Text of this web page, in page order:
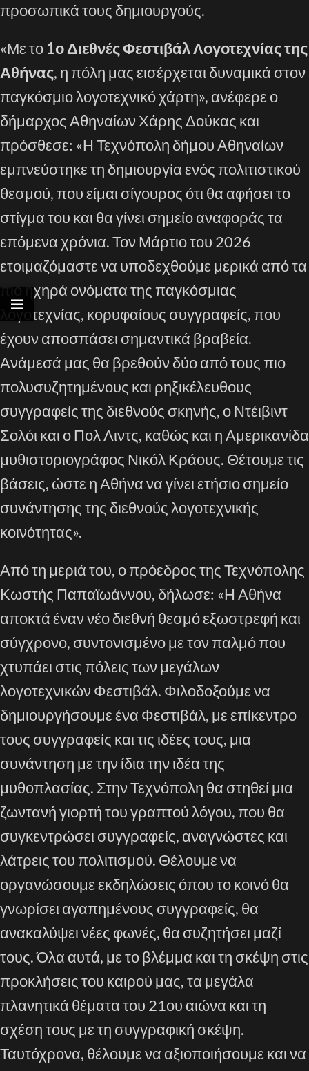
προσωπικά τους δημιουργούς.
«Με το 1ο Διεθνές Φεστιβάλ Λογοτεχνίας της
Αθήνας, η πόλη μας εισέρχεται δυναμικά στον
παγκόσμιο λογοτεχνικό χάρτη», ανέφερε ο
δήμαρχος Αθηναίων Χάρης Δούκας και
πρόσθεσε: «Η Τεχνόπολη δήμου Αθηναίων
εμπνεύστηκε τη δημιουργία ενός πολιτιστικού
θεσμού, που είμαι σίγουρος ότι θα αφήσει το
στίγμα του και θα γίνει σημείο αναφοράς τα
επόμενα χρόνια. Τον Μάρτιο του 2026
ετοιμαζόμαστε να υποδεχθούμε μερικά από τα
πιο ηχηρά ονόματα της παγκόσμιας
λογοτεχνίας, κορυφαίους συγγραφείς, που
έχουν αποσπάσει σημαντικά βραβεία.
Ανάμεσά μας θα βρεθούν δύο από τους πιο
πολυσυζητημένους και ρηξικέλευθους
συγγραφείς της διεθνούς σκηνής, ο Ντέιβιντ
Σολόι και ο Πολ Λιντς, καθώς και η Αμερικανίδα
μυθιστοριογράφος Νικόλ Κράους. Θέτουμε τις
βάσεις, ώστε η Αθήνα να γίνει ετήσιο σημείο
συνάντησης της διεθνούς λογοτεχνικής
κοινότητας».
Από τη μεριά του, ο πρόεδρος της Τεχνόπολης
Κωστής Παπαϊωάννου, δήλωσε: «Η Αθήνα
αποκτά έναν νέο διεθνή θεσμό εξωστρεφή και
σύγχρονο, συντονισμένο με τον παλμό που
χτυπάει στις πόλεις των μεγάλων
λογοτεχνικών Φεστιβάλ. Φιλοδοξούμε να
δημιουργήσουμε ένα Φεστιβάλ, με επίκεντρο
τους συγγραφείς και τις ιδέες τους, μια
συνάντηση με την ίδια την ιδέα της
μυθοπλασίας. Στην Τεχνόπολη θα στηθεί μια
ζωντανή γιορτή του γραπτού λόγου, που θα
συγκεντρώσει συγγραφείς, αναγνώστες και
λάτρεις του πολιτισμού. Θέλουμε να
οργανώσουμε εκδηλώσεις όπου το κοινό θα
γνωρίσει αγαπημένους συγγραφείς, θα
ανακαλύψει νέες φωνές, θα συζητήσει μαζί
τους. Όλα αυτά, με το βλέμμα και τη σκέψη στις
προκλήσεις του καιρού μας, τα μεγάλα
πλανητικά θέματα του 21ου αιώνα και τη
σχέση τους με τη συγγραφική σκέψη.
Ταυτόχρονα, θέλουμε να αξιοποιήσουμε και να